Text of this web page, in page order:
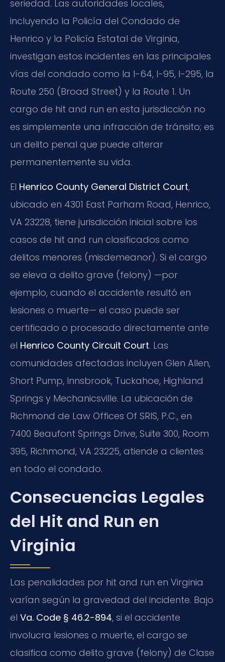
seriedad. Las autoridades locales,
incluyendo la Policía del Condado de
Henrico y la Policía Estatal de Virginia,
investigan estos incidentes en las principales
vías del condado como la I-64, I-95, I-295, la
Route 250 (Broad Street) y la Route 1. Un
cargo de hit and run en esta jurisdicción no
es simplemente una infracción de tránsito; es
un delito penal que puede alterar
permanentemente su vida.
El Henrico County General District Court,
ubicado en 4301 East Parham Road, Henrico,
VA 23228, tiene jurisdicción inicial sobre los
casos de hit and run clasificados como
delitos menores (misdemeanor). Si el cargo
se eleva a delito grave (felony) —por
ejemplo, cuando el accidente resultó en
lesiones o muerte— el caso puede ser
certificado o procesado directamente ante
el Henrico County Circuit Court. Las
comunidades afectadas incluyen Glen Allen,
Short Pump, Innsbrook, Tuckahoe, Highland
Springs y Mechanicsville. La ubicación de
Richmond de Law Offices Of SRIS, P.C., en
7400 Beaufont Springs Drive, Suite 300, Room
395, Richmond, VA 23225, atiende a clientes
en todo el condado.
Consecuencias Legales
del Hit and Run en
Virginia
Las penalidades por hit and run en Virginia
varían según la gravedad del incidente. Bajo
el Va. Code § 46.2-894, si el accidente
involucra lesiones o muerte, el cargo se
clasifica como delito grave (felony) de Clase